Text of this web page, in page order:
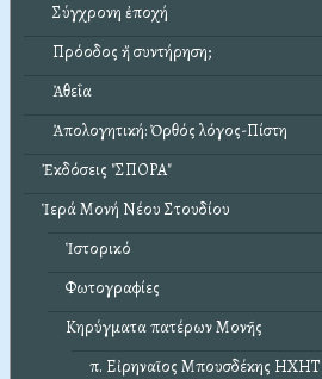
Σύγχρονη ἐποχή
Πρόοδος ἤ συντήρηση;
Ἀθεΐα
Ἀπολογητική: Ὀρθός λόγος-Πίστη
Ἐκδόσεις "ΣΠΟΡΑ"
Ἱερά Μονή Νέου Στουδίου
Ἱστορικό
Φωτογραφίες
Κηρύγματα πατέρων Μονῆς
π. Εἰρηναῖος Μπουσδέκης ΗΧΗΤ